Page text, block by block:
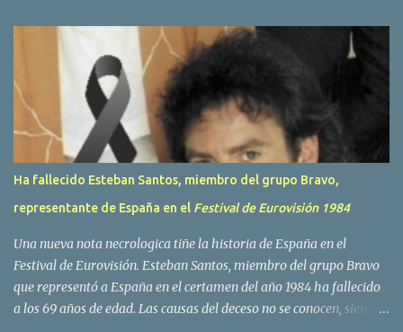
r
s
Ha fallecido Esteban Santos, miembro del grupo Bravo,
representante de España en el Festival de Eurovisión 1984
Una nueva nota necrologica tiñe la historia de España en el
Festival de Eurovisión. Esteban Santos, miembro del grupo Bravo
que representó a España en el certamen del año 1984 ha fallecido
a los 69 años de edad. Las causas del deceso no se conocen, siendo